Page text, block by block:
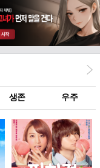
생존 우주